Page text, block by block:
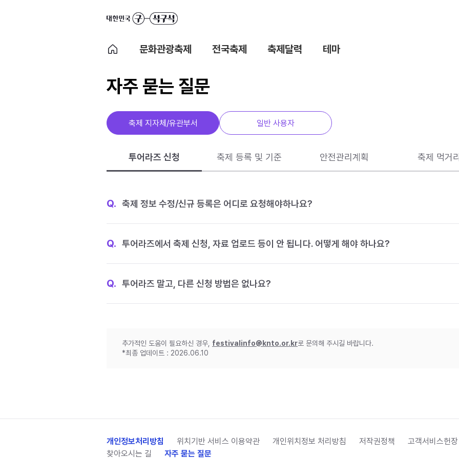
문화관광축제 전국축제 축제달력 테마
자주 묻는 질문
축제 지자체/유관부서 일반 사용자
투어라즈 신청 축제 등록 및 기준 안전관리계획 축제 먹거리
Q. 축제 정보 수정/신규 등록은 어디로 요청해야하나요?
Q. 투어라즈에서 축제 신청, 자료 업로드 등이 안 됩니다. 어떻게 해야 하나요?
Q. 투어라즈 말고, 다른 신청 방법은 없나요?
추가적인 도움이 필요하신 경우, festivalinfo@knto.or.kr로 문의해 주시길 바랍니다.
*최종 업데이트 : 2026.06.10
개인정보처리방침 위치기반 서비스 이용약관 개인위치정보 처리방침 저작권정책 고객서비스헌장
찾아오시는 길
자주 묻는 질문